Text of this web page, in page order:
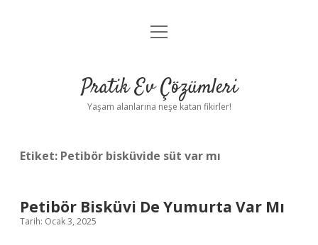
Anasayfa
Yasal Uyarı
menüyü
Pratik Ev Çözümleri
Yaşam alanlarına neşe katan fikirler!
Etiket: Petibör bisküvide süt var mı
Petibör Bisküvi De Yumurta Var Mı
Tarih: Ocak 3, 2025